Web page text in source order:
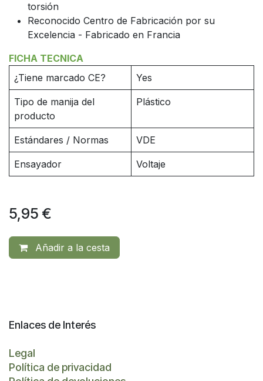
torsión
Reconocido Centro de Fabricación por su
Excelencia - Fabricado en Francia
FICHA TECNICA
¿Tiene marcado CE?
Yes
Tipo de manija del
producto
Plástico
Estándares / Normas VDE
Ensayador Voltaje
5,95 €
Añadir a la cesta
Enlaces de Interés
Legal
Política de privacidad